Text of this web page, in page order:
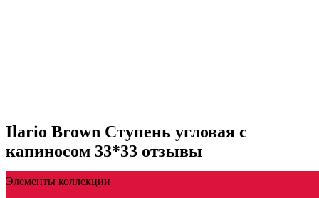
Ilario Brown Ступень угловая с
капиносом 33*33 отзывы
Элементы коллекции